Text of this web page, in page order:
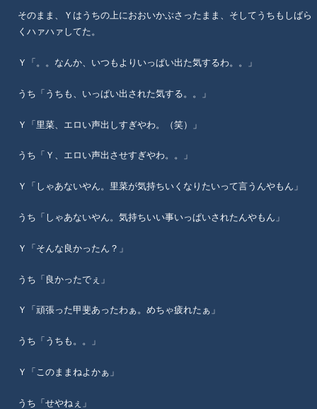
そのまま、Ｙはうちの上におおいかぶさったまま、そしてうちもしばら
くハァハァしてた。
Ｙ「。。なんか、いつもよりいっぱい出た気するわ。。」
うち「うちも、いっぱい出された気する。。」
Ｙ「里菜、エロい声出しすぎやわ。（笑）」
うち「Ｙ、エロい声出させすぎやわ。。」
Ｙ「しゃあないやん。里菜が気持ちいくなりたいって言うんやもん」
うち「しゃあないやん。気持ちいい事いっぱいされたんやもん」
Ｙ「そんな良かったん？」
うち「良かったでぇ」
Ｙ「頑張った甲斐あったわぁ。めちゃ疲れたぁ」
うち「うちも。。」
Ｙ「このままねよかぁ」
うち「せやねぇ」